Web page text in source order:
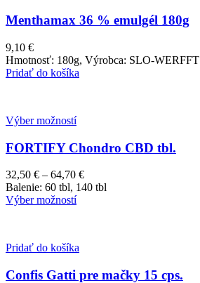
Menthamax 36 % emulgél 180g
9,10 €
Hmotnosť: 180g, Výrobca: SLO-WERFFT
Pridať do košíka
Výber možností
FORTIFY Chondro CBD tbl.
32,50 € – 64,70 €Price
range:
Balenie: 60 tbl, 140 tbl
Výber možností
Pridať do košíka
Confis Gatti pre mačky 15 cps.